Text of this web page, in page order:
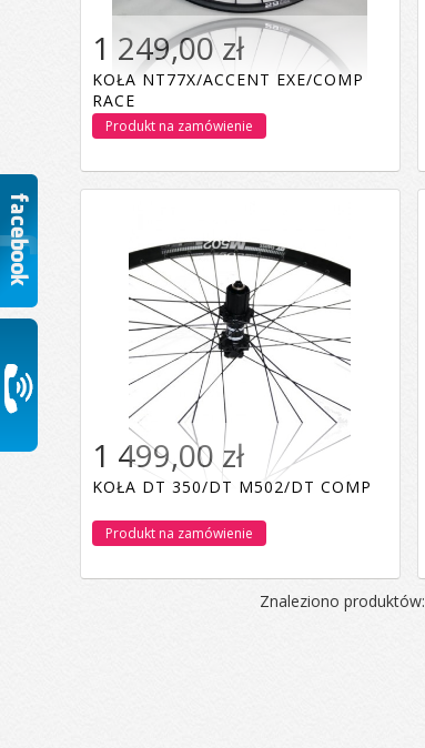
1 249,00 zł
KOŁA NT77X/ACCENT EXE/COMP
RACE
Produkt na zamówienie
1 499,00 zł
KOŁA DT 350/DT M502/DT COMP
Produkt na zamówienie
Znaleziono produktów: